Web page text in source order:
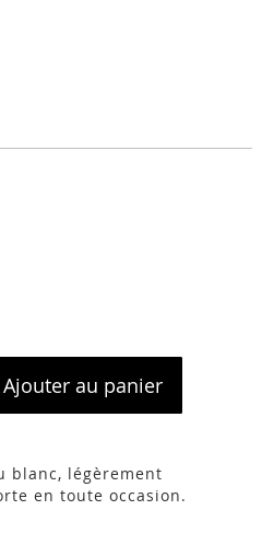
Ajouter au panier
blanc, légèrement
en toute occasion.